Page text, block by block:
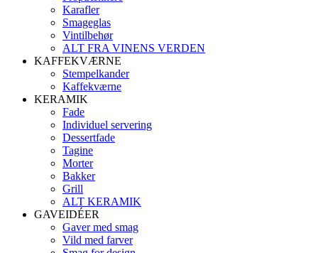
Karafler
Smageglas
Vintilbehør
ALT FRA VINENS VERDEN
KAFFEKVÆRNE
Stempelkander
Kaffekværne
KERAMIK
Fade
Individuel servering
Dessertfade
Tagine
Morter
Bakker
Grill
ALT KERAMIK
GAVEIDÉER
Gaver med smag
Vild med farver